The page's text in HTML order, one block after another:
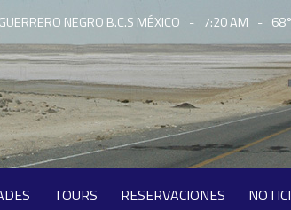
GUERRERO NEGRO B.C.S MÉXICO - 7:20 AM -
TOURS RESERVACIONES